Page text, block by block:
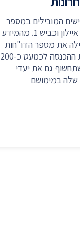
המובילים במספר
הדו"חות: כביש 4, נתיבי איילון וכביש 1. מהמידע
את מספר הדו"חות
שהיא נותנת והגדילה את ההכנסה לכמעט כ-200
גם את יעדי
שלה במימושם